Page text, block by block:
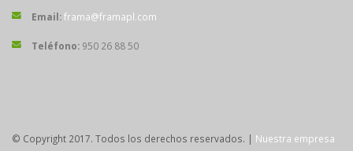
Email:frama@framapl.com
Teléfono: 950 26 88 50
© Copyright 2017. Todos los derechos reservados. | Nuestra empresa